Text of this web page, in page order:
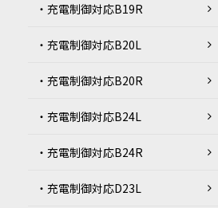
・充電制御対応B19R
・充電制御対応B20L
・充電制御対応B20R
・充電制御対応B24L
・充電制御対応B24R
・充電制御対応D23L